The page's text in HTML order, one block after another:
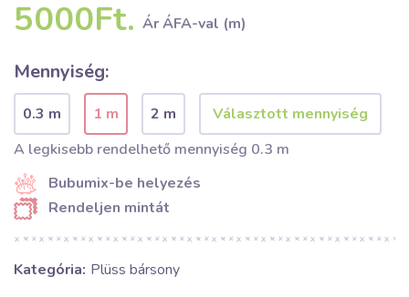
5000Ft. Ár ÁFA-val (m)
Mennyiség:
0.3 m 1 m
2 m
A legkisebb rendelhető mennyiség 0.3 m
Bubumix-be helyezés
Rendeljen mintát
Kategória: Plüss bársony